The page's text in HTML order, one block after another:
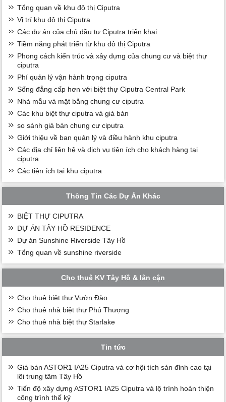
Tổng quan về khu đô thị Ciputra
Vị trí khu đô thị Ciputra
Các dự án của chủ đầu tư Ciputra triển khai
Tiềm năng phát triển từ khu đô thị Ciputra
Phong cách kiến trúc và xây dựng của chung cư và biệt thự
ciputra
Phí quản lý vận hành trọng ciputra
Sống đẳng cấp hơn với biệt thự Ciputra Central Park
Nhà mẫu và mặt bằng chung cư ciputra
Các khu biệt thự ciputra và giá bán
so sánh giá bán chung cư ciputra
Giới thiệu về ban quản lý và điều hành khu ciputra
Các địa chỉ liên hệ và dịch vụ tiện ích cho khách hàng tại
ciputra
Các tiện ích tại khu ciputra
Thông Tin Các Dự Án Khác
BIỆT THỰ CIPUTRA
DỰ ÁN TÂY HỒ RESIDENCE
Dự án Sunshine Riverside Tây Hồ
Tổng quan về sunshine riverside
Cho thuê KV Tây Hồ & lân cận
Cho thuê biệt thự Vườn Đào
Cho thuê nhà biệt thự Phú Thượng
Cho thuê nhà biệt thự Starlake
Tin tức
Giá bán ASTOR1 IA25 Ciputra và cơ hội tích sản đỉnh cao tại
lõi trung tâm Tây Hồ
Tiến độ xây dựng ASTOR1 IA25 Ciputra và lộ trình hoàn thiện
công trình thế kỷ